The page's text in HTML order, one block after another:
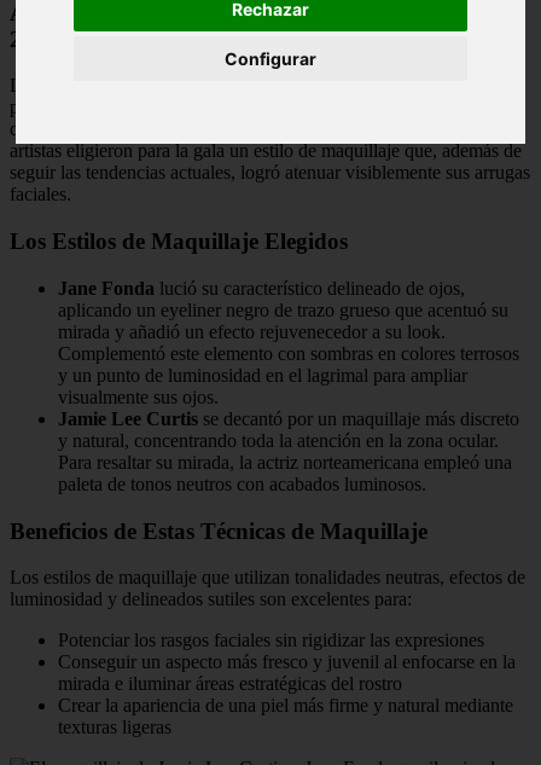
Rechazar
Configurar
Asistencia de Dos Iconos del Cine a los WIF Honors
2025
Las actrices
participaron en la ceremonia de los WIF Honors 2025, un evento
que tuvo lugar este jueves por la noche en Beverly Hills. Ambas
artistas eligieron para la gala un estilo de maquillaje que, además de
seguir las tendencias actuales, logró atenuar visiblemente sus arrugas
faciales.
Los Estilos de Maquillaje Elegidos
Jane Fonda lució su característico delineado de ojos,
aplicando un eyeliner negro de trazo grueso que acentuó su
mirada y añadió un efecto rejuvenecedor a su look.
Complementó este elemento con sombras en colores terrosos
y un punto de luminosidad en el lagrimal para ampliar
visualmente sus ojos.
Jamie Lee Curtis se decantó por un maquillaje más discreto
y natural, concentrando toda la atención en la zona ocular.
Para resaltar su mirada, la actriz norteamericana empleó una
paleta de tonos neutros con acabados luminosos.
Beneficios de Estas Técnicas de Maquillaje
Los estilos de maquillaje que utilizan tonalidades neutras, efectos de
luminosidad y delineados sutiles son excelentes para:
Potenciar los rasgos faciales sin rigidizar las expresiones
Conseguir un aspecto más fresco y juvenil al enfocarse en la
mirada e iluminar áreas estratégicas del rostro
Crear la apariencia de una piel más firme y natural mediante
texturas ligeras